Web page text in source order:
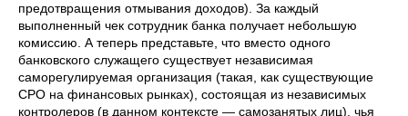
предотвращения отмывания доходов). За каждый
выполненный чек сотрудник банка получает небольшую
комиссию. А теперь представьте, что вместо одного
банковского служащего существует независимая
саморегулируемая организация (такая, как существующие
СРО на финансовых рынках), состоящая из независимых
контролеров (в данном контексте — самозанятых лиц), чья